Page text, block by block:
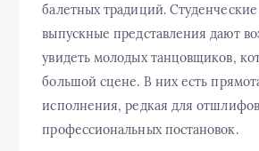
балетных традиций.
выпускные представления дают
увидеть молодых танцовщиков,
большой сцене. В них есть
исполнения, редкая для
профессиональных постановок.